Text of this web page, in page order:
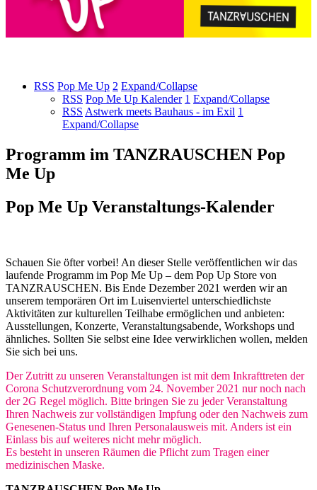
RSS Pop Me Up 2 Expand/Collapse
RSS Pop Me Up Kalender 1 Expand/Collapse
RSS Astwerk meets Bauhaus - im Exil 1
Expand/Collapse
Programm im TANZRAUSCHEN Pop
Me Up
Pop Me Up Veranstaltungs-Kalender
Schauen Sie öfter vorbei! An dieser Stelle veröffentlichen wir das
laufende Programm im Pop Me Up – dem Pop Up Store von
TANZRAUSCHEN. Bis Ende Dezember 2021 werden wir an
unserem temporären Ort im Luisenviertel unterschiedlichste
Aktivitäten zur kulturellen Teilhabe ermöglichen und anbieten:
Ausstellungen, Konzerte, Veranstaltungsabende, Workshops und
ähnliches. Sollten Sie selbst eine Idee verwirklichen wollen, melden
Sie sich bei uns.
Der Zutritt zu unseren Veranstaltungen ist mit dem Inkrafttreten der
Corona Schutzverordnung vom 24. November 2021 nur noch nach
der 2G Regel möglich. Bitte bringen Sie zu jeder Veranstaltung
Ihren Nachweis zur vollständigen Impfung oder den Nachweis zum
Genesenen-Status und Ihren Personalausweis mit. Anders ist ein
Einlass bis auf weiteres nicht mehr möglich.
Es besteht in unseren Räumen die Pflicht zum Tragen einer
medizinischen Maske.